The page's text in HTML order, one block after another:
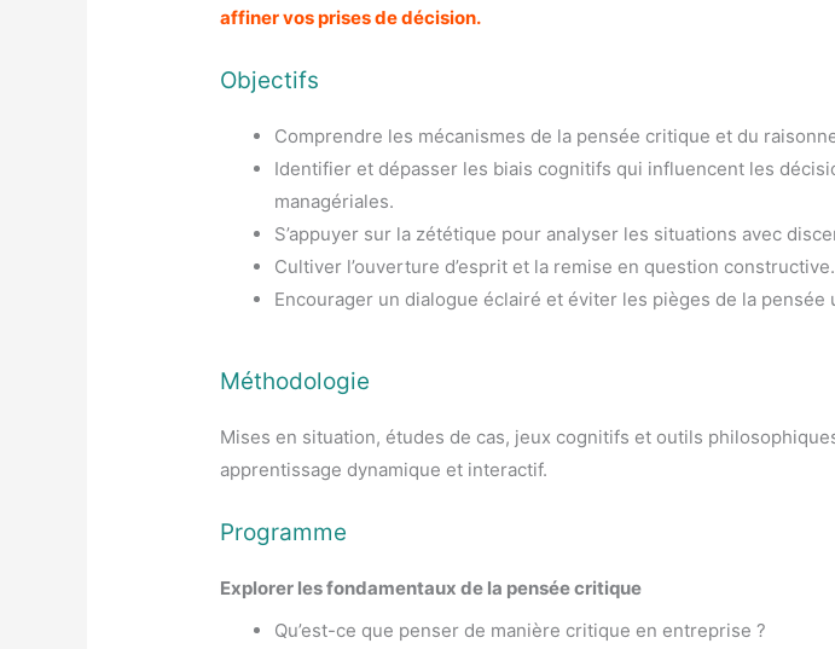
affiner vos prises de décision.
Objectifs
Comprendre les mécanismes de la pensée critique et du
Identifier et dépasser les biais cognitifs qui influencent les
managériales.
S’appuyer sur la zététique pour analyser les situations avec
Cultiver l’ouverture d’esprit et la remise en question constructive.
Encourager un dialogue éclairé et éviter les pièges de la pensée
Méthodologie
Mises en situation, études de cas, jeux cognitifs et outils
apprentissage dynamique et interactif.
Programme
Explorer les fondamentaux de la pensée critique
Qu’est-ce que penser de manière critique en entreprise ?